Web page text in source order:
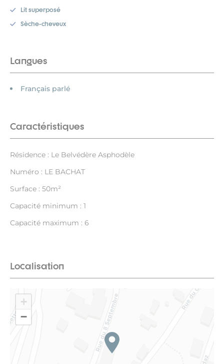
Lit superposé
Sèche-cheveux
Langues
Français parlé
Caractéristiques
Résidence : Le Belvédère Asphodèle
Numéro : LE BACHAT
Surface : 50m²
Capacité minimum : 1
Capacité maximum : 6
Localisation
+
−